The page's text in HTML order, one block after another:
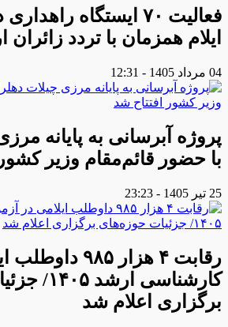
فعالیت ۷۰ ایستگاه
ایلام همزمان با تردد زائران
04 مرداد 1405 - 12:31
پروژه آبرسانی به پایانه
با حضور قائم‌مقام وزیر
25 تیر 1405 - 23:23
رقابت ۴ هزار
کارشناسی
برگزاری اعلام شد